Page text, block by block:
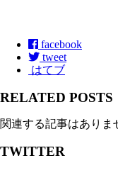
facebook
tweet
はてブ
RELATED POSTS
関連する記事はありま
TWITTER